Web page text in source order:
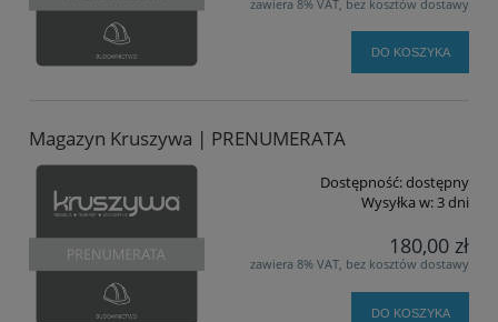
zawiera 8% VAT, bez kosztów dostawy
DO KOSZYKA
Magazyn Kruszywa | PRENUMERATA
Dostępność:dostępny
Wysyłka w:3 dni
180,00 zł
zawiera 8% VAT, bez kosztów dostawy
DO KOSZYKA